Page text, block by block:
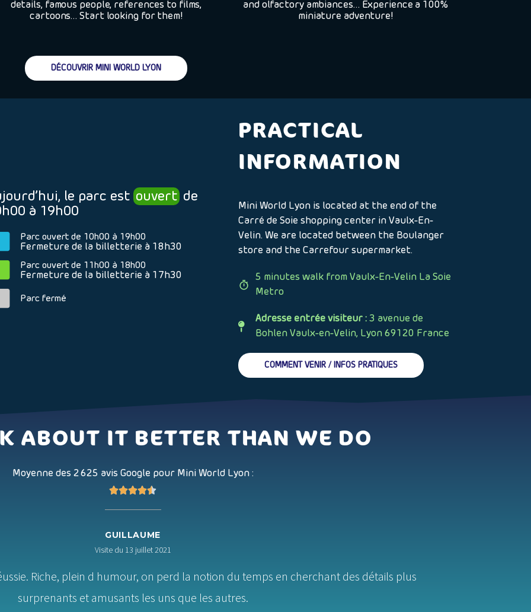
details, famous people, references to films,
cartoons… Start looking for them!
and olfactory ambiances… Experience a 100%
miniature adventure!
DÉCOUVRIR MINI WORLD LYON
le parc est ouvertde
à 19h00
Parc ouvert de 10h00 à 19h00
Fermeture de la billetterie à 18h30
Parc ouvert de 11h00 à 18h00
Fermeture de la billetterie à 17h30
Parc fermé
PRACTICAL
INFORMATION
Mini World Lyon is located at the end of the
Carré de Soie shopping center in Vaulx-En-
Velin. We are located between the Boulanger
store and the Carrefour supermarket.
5 minutes walk from Vaulx-En-Velin La Soie
Metro
Adresse entrée visiteur : 3 avenue de
Bohlen Vaulx-en-Velin, Lyon 69120 France
COMMENT VENIR / INFOS PRATIQUES
ABOUT IT BETTER THAN WE DO
Moyenne des 2 625 avis Google pour Mini World Lyon :

GUILLAUME
Visite du 13 juillet 2021
Riche, plein d humour, on perd la notion du temps en cherchant des détails plus
surprenants et amusants les uns que les autres.